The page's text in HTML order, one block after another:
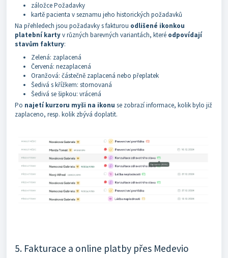
záložce Požadavky
kartě pacienta v seznamu jeho historických požadavků
Na přehledech jsou požadavky s fakturou odlišené ikonkou
platební kartyv různých barevných variantách, které odpovídají
stavům faktury:
Zelená: zaplacená
Červená: nezaplacená
Oranžová: částečně zaplacená nebo přeplatek
Šedivá s křížkem: stornovaná
Šedivá se šipkou: vrácená
Po najetí kurzoru myši na ikonu se zobrazí informace, kolik bylo již
zaplaceno, resp. kolik zbývá doplatit.
5. Fakturace a online platby přes Medevio